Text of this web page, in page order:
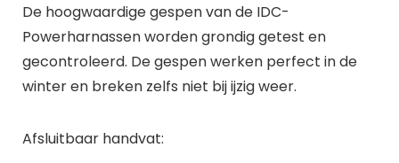
De hoogwaardige gespen van de IDC-
Powerharnassen worden grondig getest en
gecontroleerd. De gespen werken perfect in de
winter en breken zelfs niet bij ijzig weer.
Afsluitbaar handvat: